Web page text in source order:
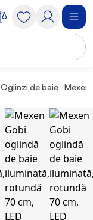
Oglinzi de baie